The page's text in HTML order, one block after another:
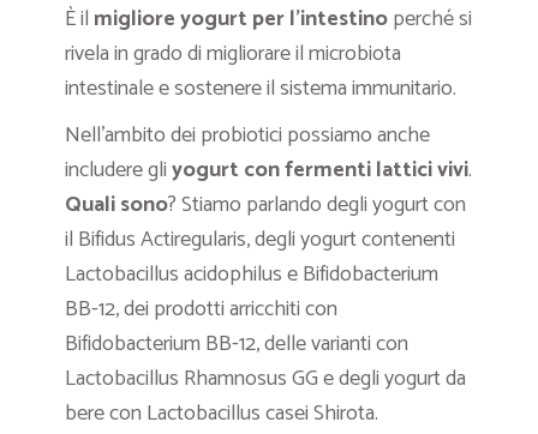
È il migliore yogurt per l’intestinoperché si
rivela in grado di migliorare il microbiota
intestinale e sostenere il sistema immunitario.
Nell’ambito dei probiotici possiamo anche
includere gliyogurt con fermenti lattici vivi.
Quali sono? Stiamo parlando degli yogurt con
il Bifidus Actiregularis, degli yogurt contenenti
Lactobacillus acidophilus e Bifidobacterium
BB-12, dei prodotti arricchiti con
Bifidobacterium BB-12, delle varianti con
Lactobacillus Rhamnosus GG e degli yogurt da
bere con Lactobacillus casei Shirota.